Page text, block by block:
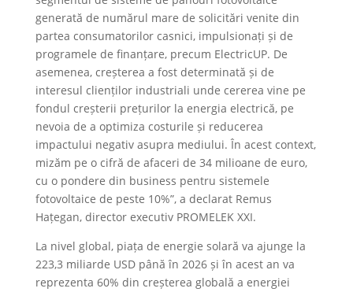
generată de numărul mare de solicitări venite din
partea consumatorilor casnici, impulsionați și de
programele de finanțare, precum ElectricUP. De
asemenea, creșterea a fost determinată și de
interesul clienților industriali unde cererea vine pe
fondul creșterii prețurilor la energia electrică, pe
nevoia de a optimiza costu­rile și reducerea
impactului negativ asupra mediului. În acest context,
mizăm pe o cifră de afaceri de 34 milioane de euro,
cu o pondere din business pentru sistemele
fotovoltaice de peste 10%”, a declarat Remus
Hațegan, director executiv PROMELEK XXI.
La nivel global, piața de energie solară va ajunge la
223,3 miliarde USD până în 2026 și în acest an va
reprezenta 60% din creșterea globală a energiei